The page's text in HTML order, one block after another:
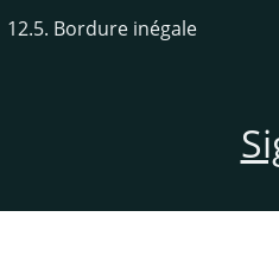
12.5. Bordure inégale